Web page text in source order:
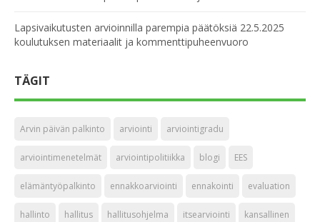
Lapsivaikutusten arvioinnilla parempia päätöksiä 22.5.2025
koulutuksen materiaalit ja kommenttipuheenvuoro
TÄGIT
Arvin päivän palkinto arviointi arviointigradu
arviointimenetelmät arviointipolitiikka blogi EES
elämäntyöpalkinto ennakkoarviointi ennakointi evaluation
hallinto hallitus hallitusohjelma itsearviointi kansallinen